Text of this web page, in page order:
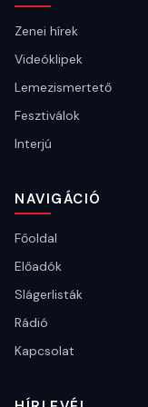
Zenei hírek
Videóklipek
Lemezismertető
Fesztiválok
Interjú
NAVIGÁCIÓ
Főoldal
Előadók
Slágerlisták
Rádió
Kapcsolat